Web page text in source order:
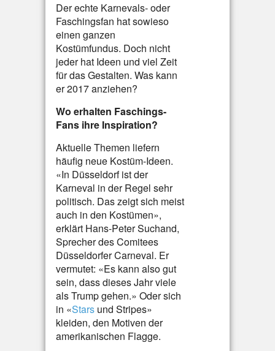
Der echte Karnevals- oder
Faschingsfan hat sowieso
einen ganzen
Kostümfundus. Doch nicht
jeder hat Ideen und viel Zeit
für das Gestalten. Was kann
er 2017 anziehen?
Wo erhalten Faschings-
Fans ihre Inspiration?
Aktuelle Themen liefern
häufig neue Kostüm-Ideen.
«In Düsseldorf ist der
Karneval in der Regel sehr
politisch. Das zeigt sich meist
auch in den Kostümen»,
erklärt Hans-Peter Suchand,
Sprecher des Comitees
Düsseldorfer Carneval. Er
vermutet: «Es kann also gut
sein, dass dieses Jahr viele
als Trump gehen.» Oder sich
in «Stars und Stripes»
kleiden, den Motiven der
amerikanischen Flagge.